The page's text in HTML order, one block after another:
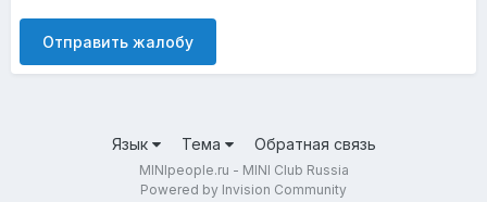
Отправить жалобу
Язык Тема Обратная связь
MINIpeople.ru - MINI Club Russia
Powered by Invision Community